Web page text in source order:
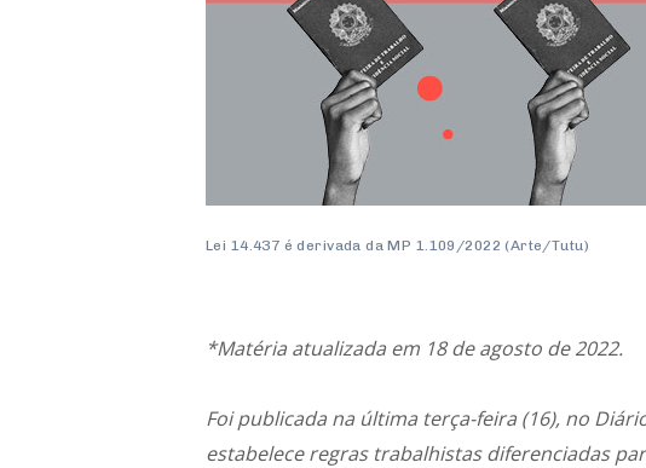
Lei 14.437 é derivada da MP 1.109/2022 (Arte/Tutu)
*Matéria atualizada em 18 de agosto de 2022.
Foi publicada na última terça-feira (16), no
estabelece regras trabalhistas diferenciadas